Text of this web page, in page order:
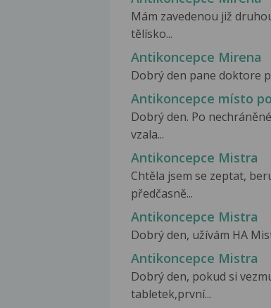
Mám zavedenou již
tělísko...
Antikoncepce Mirena
Dobrý den pane doktore
Antikoncepce místo
Dobrý den. Po
vzala...
Antikoncepce Mistra
Chtěla jsem se zeptat,
předčasně...
Antikoncepce Mistra
Dobrý den, užívám HA
Antikoncepce Mistra
Dobrý den, pokud si
tabletek,první...